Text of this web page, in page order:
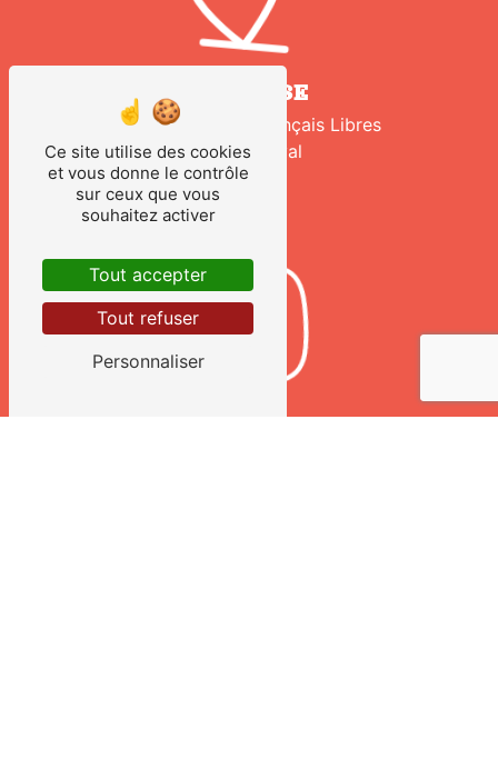
ADRESSE
210 Avenue des Français Libres
53000 Laval
Ce site utilise des cookies
et vous donne le contrôle
sur ceux que vous
souhaitez activer
Tout accepter
Tout refuser
Personnaliser